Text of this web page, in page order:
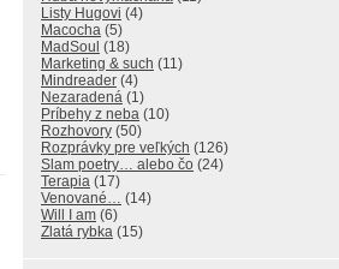
Listy Hugovi (4)
Macocha (5)
MadSoul (18)
Marketing & such (11)
Mindreader (4)
Nezaradená (1)
Príbehy z neba (10)
Rozhovory (50)
Rozprávky pre veľkých (126)
Slam poetry… alebo čo (24)
Terapia (17)
Venované… (14)
Will I am (6)
Zlatá rybka (15)